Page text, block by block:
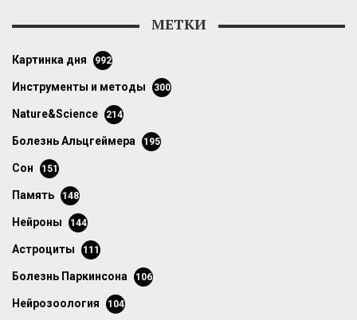
МЕТКИ
картинка дня 992
инструменты и методы 300
Nature&Science 214
болезнь Альцгеймера 195
сон 151
память 148
нейроны 144
астроциты 111
болезнь Паркинсона 106
нейрозоология 104